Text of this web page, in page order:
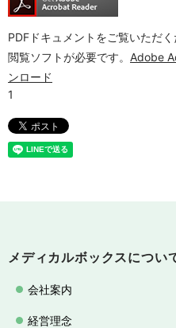
PDFドキュメントをご覧いただ
閲覧ソフトが必要です。 Adobe
ンロード
メディカルボックスについ
会社案内
経営理念